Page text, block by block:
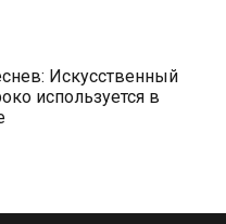
Искусственный
используется в